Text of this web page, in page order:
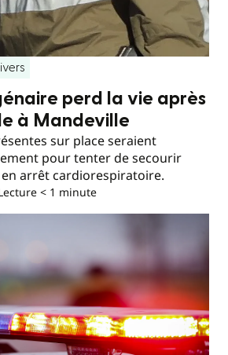
perd la vie après
à Mandeville
sur place seraient
pour tenter de secourir
en arrêt cardiorespiratoire.
< 1 minute